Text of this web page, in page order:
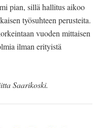
pian, sillä hallitus aikoo
työsuhteen perusteita.
vuoden mittaisen
ilman erityistä
Saarikoski.